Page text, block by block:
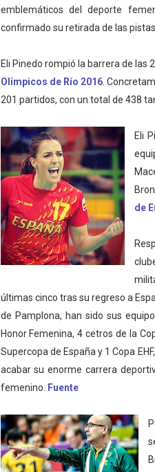
EFA y AFLE
Grandes éxitos
Campeonato
Campeonato de
Mundial de
Máxima
Mundial de
Raquel
Athletes
Mundial de
Tour de Francia
Mundial de
Copa del Mundo
Campeonato de
emblemáticos del deporte
confirmado su retirada de las pistas.
Eli Pinedo rompió la barrera de las
Olímpicos de Río 2016.
201 partidos, con un total de 438
Eli
de
últimas cinco tras su regreso a
de Pamplona, han sido sus
Honor Femenina, 4 cetros de la
Supercopa de España y 1 Copa
acabar su enorme carrera
femenino.
Fuente